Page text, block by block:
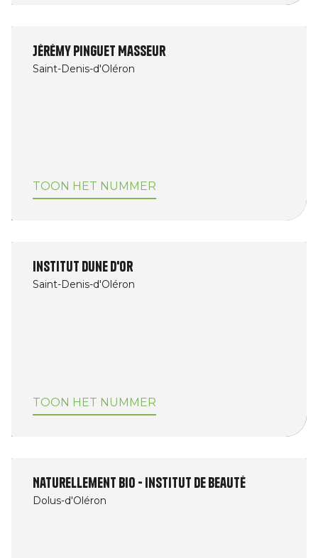
Jérémy pinguet Masseur
Saint-Denis-d'Oléron
TOON HET NUMMER
Institut Dune d'Or
Saint-Denis-d'Oléron
TOON HET NUMMER
Naturellement Bio - Institut de beauté
Dolus-d'Oléron